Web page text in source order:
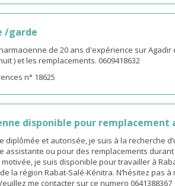
/garde
de 20 ans d'expérience sur
) et les remplacements. 0609418632
n° 18625
disponible pour remplacement
diplômée et autorisée, je suis à la recherche
assistante ou pour des remplacements durant
je suis disponible pour travailler à
la région Rabat-Salé-Kénitra. N’hésitez pas
me contacter sur ce numero 0641388367